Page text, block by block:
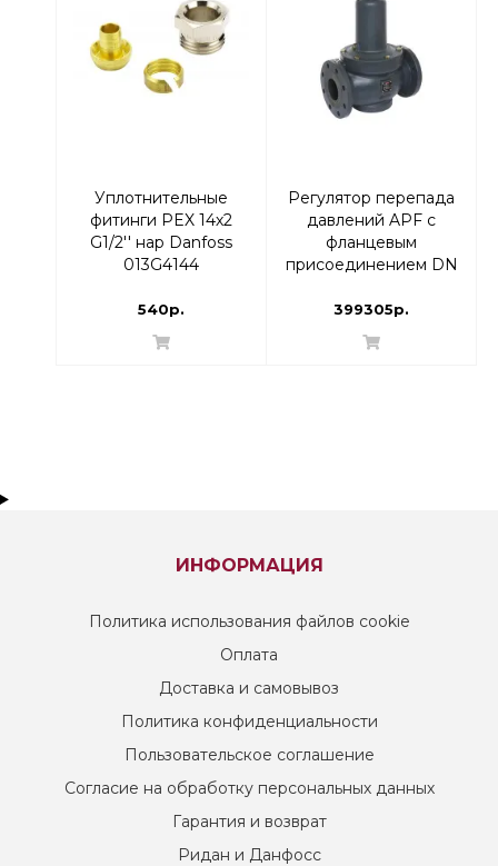
Уплотнительные
фитинги PEX 14х2
G1/2'' нар Danfoss
013G4144
540р.
Регулятор перепада
давлений APF с
фланцевым
присоединением DN
настройки 0,35 - 0,75
| 003Z5765
399305р.
ИНФОРМАЦИЯ
Политика использования файлов cookie
Оплата
Доставка и самовывоз
Политика конфиденциальности
Пользовательское соглашение
Согласие на обработку персональных данных
Гарантия и возврат
Ридан и Данфосс